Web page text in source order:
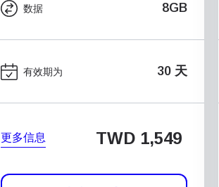
数据 8GB
有效期为 30 天
更多信息 TWD 1,549